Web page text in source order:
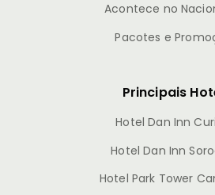
Acontece no
Pacotes e
Principais
Hotel Dan Inn
Hotel Dan Inn
Hotel Park Tower